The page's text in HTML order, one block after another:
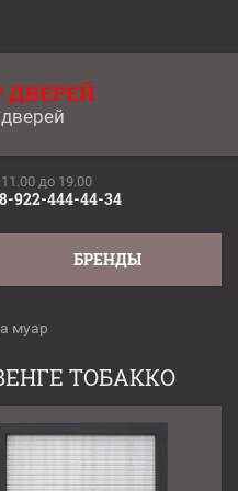
ДВЕРЕЙ
до 19.00
8-922-444-44-34
БРЕНДЫ
муар
ТОБАККО